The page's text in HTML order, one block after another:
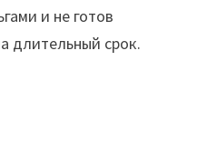
и не готов
длительный срок.